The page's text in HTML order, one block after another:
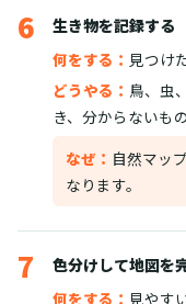
6
生き物を記録する
何をする： 見つけ
どうやる： 鳥、虫
き、分からないも
なぜ： 自然マッ
なります。
7
色分けして地図を
何をする： 見やす